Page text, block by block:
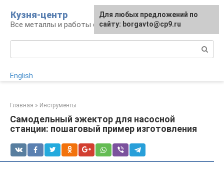
контенту
Кузня-центр
Все металлы и работы с ними
English
Главная » Инструменты
Самодельный эжектор для насосной
станции: пошаговый пример изготовления
Для любых предложений по
сайту: borgavto@cp9.ru